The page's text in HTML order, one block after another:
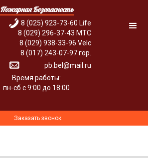
Заказать звонок
Пожарная Безопасность
8 (025) 923-73-60 Life
8 (029) 296-37-43 МТС
8 (029) 938-33-96 Velc
8 (017) 243-07-97 гор.
pb.bel@mail.ru
Время работы:
пн-сб с 9:00 до 18:00